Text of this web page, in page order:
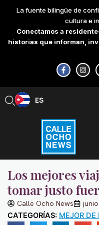
content
La fuente bilingüe de
cultura e
Conectamos a
historias que informan,
F
a
c
e
-
f
I
n
s
t
ES
EN
Los mejores
tomar justo
Calle Ocho News
CATEGORÍAS: MEJOR DE